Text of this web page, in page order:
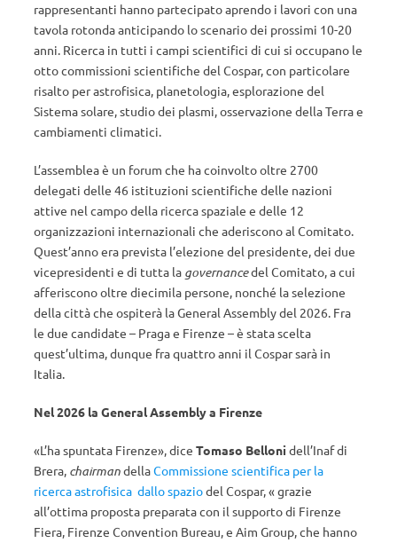
rappresentanti hanno partecipato aprendo i lavori con una
tavola rotonda anticipando lo scenario dei prossimi 10-20
anni. Ricerca in tutti i campi scientifici di cui si occupano le
otto commissioni scientifiche del Cospar, con particolare
risalto per astrofisica, planetologia, esplorazione del
Sistema solare, studio dei plasmi, osservazione della Terra e
cambiamenti climatici.
L’assemblea è un forum che ha coinvolto oltre 2700
delegati delle 46 istituzioni scientifiche delle nazioni
attive nel campo della ricerca spaziale e delle 12
organizzazioni internazionali che aderiscono al Comitato.
Quest’anno era prevista l’elezione del presidente, dei due
vicepresidenti e di tutta la governancedel Comitato, a cui
afferiscono oltre diecimila persone, nonché la selezione
della città che ospiterà la General Assembly del 2026. Fra
le due candidate – Praga e Firenze – è stata scelta
quest’ultima, dunque fra quattro anni il Cospar sarà in
Italia.
Nel 2026 la General Assembly a Firenze
«L’ha spuntata Firenze», dice Tomaso Belloni dell’Inaf di
Brera, chairmandellaCommissione scientifica per la
ricerca astrofisica dallo spaziodel Cospar, « grazie
all’ottima proposta preparata con il supporto di Firenze
Fiera, Firenze Convention Bureau, e Aim Group, che hanno